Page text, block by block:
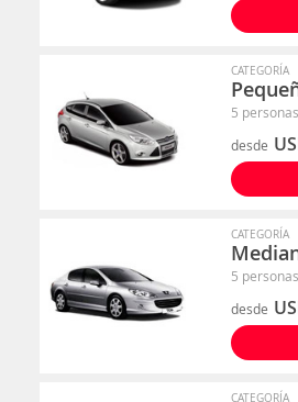
CATEGORÍA
5 personas
desde
CATEGORÍA
5 personas
desde
CATEGORÍA